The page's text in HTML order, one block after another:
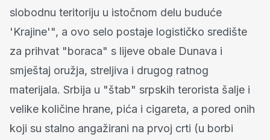
slobodnu teritoriju u istočnom delu buduće
'Krajine'", a ovo selo postaje logističko središte
za prihvat "boraca" s lijeve obale Dunava i
smještaj oružja, streljiva i drugog ratnog
materijala. Srbija u "štab" srpskih terorista šalje i
velike količine hrane, pića i cigareta, a pored onih
koji su stalno angažirani na prvoj crti (u borbi